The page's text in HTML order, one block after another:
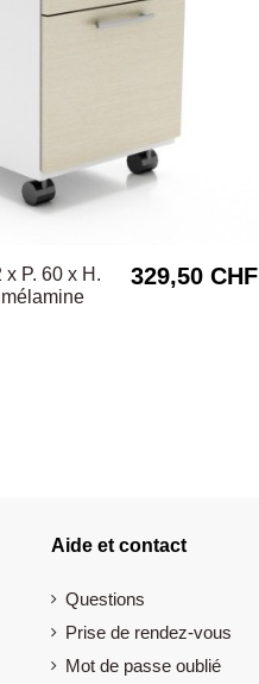
P. 60 x H.
329,50 CHF
Aide et contact
Questions
Prise de rendez-vous
Mot de passe oublié